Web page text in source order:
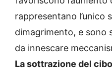
rappresentano l’unico
dimagrimento, e sono
da innescare
La sottrazione del cibo